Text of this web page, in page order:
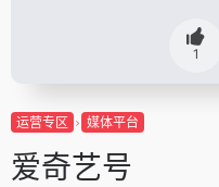
1
运营专区 媒体平台
爱奇艺号